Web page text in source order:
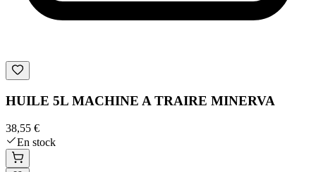
HUILE 5L MACHINE A TRAIRE MINERVA
38,55 €
En stock